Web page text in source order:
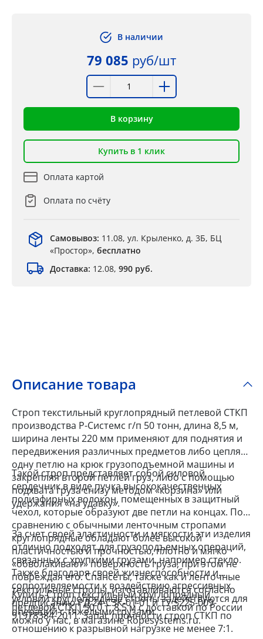
В наличии
79 085 руб/шт
В корзину
Купить в 1 клик
Оплата картой
Оплата по счёту
Самовывоз: 11.08, ул. Крыленко, д. 3Б, БЦ
«Простор», бесплатно
Доставка: 12.08, 990 руб.
Описание товара
Строп текстильный круглопрядный петлевой СТКП
производства Р-Системс г/п 50 тонн, длина 8,5 м,
ширина ленты 220 мм применяют для поднятия и
передвижения различных предметов либо цепляя
одну петлю на крюк грузоподъемной машины и
закрепляя второй петлей груз, либо с помощью
подхвата груза снизу методом «корзина» или
удержания «на удавку».
Такой строп представляет собой силовой
сердечник в виде пучка высококачественных
полиэфирных волокон, помещенных в защитный
чехол, которые образуют две петли на концах. По
сравнению с обычными ленточным стропами
круглопрядные обладают более высокой
пластичностью и прочностью, плотно и мягко
«обволакивают» поверхность груза, при этом не
повреждая его. Спансеты, также как и ленточные
текстильные стропы, изготавливаются согласно
предписанию РД 24-СЗК-01-01 и ТУ 5225-009-
91978384-2011. Запас прочности строп СТКП по
отношению к разрывной нагрузке не менее 7:1.
За счет своей эластичности и мягкости эти изделия
отлично подходят для грузоподъемных операций,
связанных с хрупкими грузами, например стекло.
Также благодаря своей жизнеспособности и
сопротивляемости к воздействию агрессивных
условий круглопрядные стропы задействуются для
операций с тяжелыми грузами.
Купить Строп текстильный круглопрядный
петлевой СТКП 50,0 т, 8,5 м с доставкой по России
можно у нас, в магазине Ropesystems.ru.